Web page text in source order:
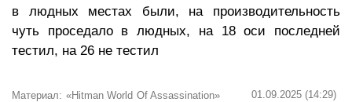
в людных местах были, на производительность
чуть проседало в людных, на 18 оси последней
тестил, на 26 не тестил
01.09.2025 (14:29)
Материал: «Hitman World Of Assassination»